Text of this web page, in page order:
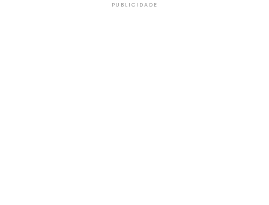
PUBLICIDADE